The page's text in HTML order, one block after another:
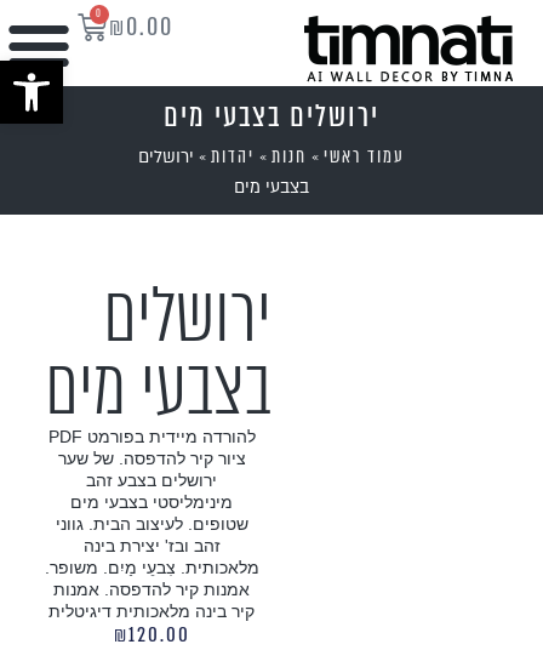
פתח סרגל
₪0.00
0
ירושלים בצבעי מים
עמוד ראשי » חנות » יהדות » ירושלים
בצבעי מים
ירושלים
בצבעי מים
להורדה מיידית בפורמט PDF
ציור קיר להדפסה. של שער
ירושלים בצבע זהב
מינימליסטי בצבעי מים
שטופים. לעיצוב הבית. גווני
זהב ובז' יצירת בינה
מלאכותית. צִבעֵי מַיִם. משופר.
אמנות קיר להדפסה. אמנות
קיר בינה מלאכותית דיגיטלית
₪120.00